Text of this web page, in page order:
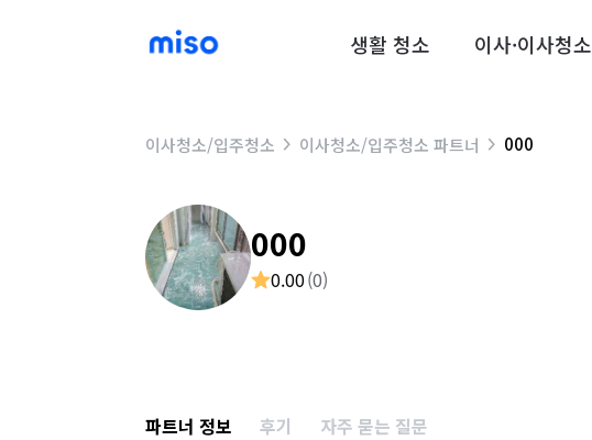
생활 청소 이사·이사청소
이사청소/입주청소 이사청소/입주청소 파트너 000
000
0.00(0)
파트너 정보 후기 자주 묻는 질문